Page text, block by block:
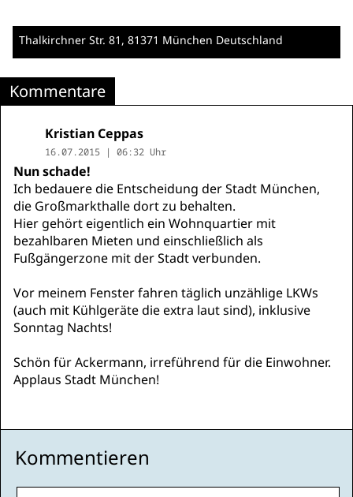
Thalkirchner Str. 81 , 81371 München Deutschland
Kommentare
Kristian Ceppas
16.07.2015 | 06:32 Uhr
Nun schade!
Ich bedauere die Entscheidung der Stadt München,
die Großmarkthalle dort zu behalten.
Hier gehört eigentlich ein Wohnquartier mit
bezahlbaren Mieten und einschließlich als
Fußgängerzone mit der Stadt verbunden.
Vor meinem Fenster fahren täglich unzählige LKWs
(auch mit Kühlgeräte die extra laut sind), inklusive
Sonntag Nachts!
Schön für Ackermann, irreführend für die Einwohner.
Applaus Stadt München!
Kommentieren